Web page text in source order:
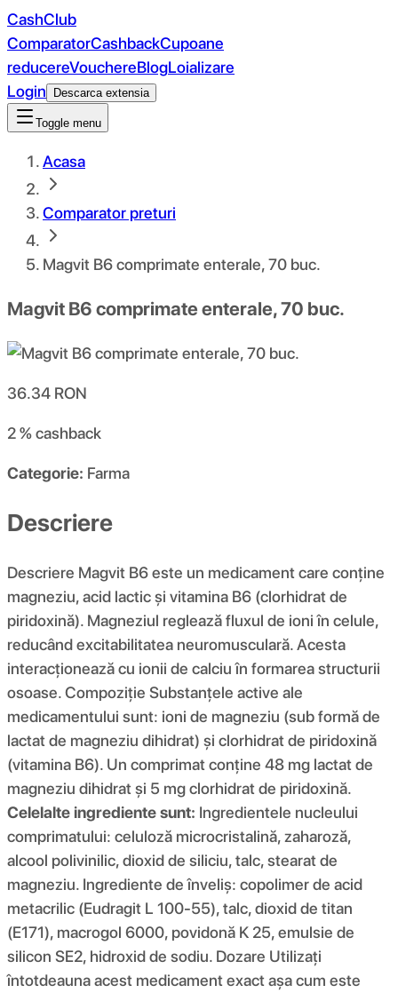
CashClub
ComparatorCashbackCupoane
reducereVouchereBlogLoializare
Login
Descarca extensia
Toggle menu
Acasa
Comparator preturi
Magvit B6 comprimate enterale, 70 buc.
Magvit B6 comprimate enterale, 70 buc.
36.34 RON
2 %cashback
Categorie: Farma
Descriere
Descriere Magvit B6 este un medicament care conține
magneziu, acid lactic și vitamina B6 (clorhidrat de
piridoxină). Magneziul reglează fluxul de ioni în celule,
reducând excitabilitatea neuromusculară. Acesta
interacționează cu ionii de calciu în formarea structurii
osoase. Compoziţie Substanțele active ale
medicamentului sunt: ​​ioni de magneziu (sub formă de
lactat de magneziu dihidrat) și clorhidrat de piridoxină
(vitamina B6). Un comprimat conține 48 mg lactat de
magneziu dihidrat și 5 mg clorhidrat de piridoxină.
Celelalte ingrediente sunt: Ingredientele nucleului
comprimatului: celuloză microcristalină, zaharoză,
alcool polivinilic, dioxid de siliciu, talc, stearat de
magneziu. Ingrediente de înveliș: copolimer de acid
metacrilic (Eudragit L 100-55), talc, dioxid de titan
(E171), macrogol 6000, povidonă K 25, emulsie de
silicon SE2, hidroxid de sodiu. Dozare Utilizați
întotdeauna acest medicament exact așa cum este